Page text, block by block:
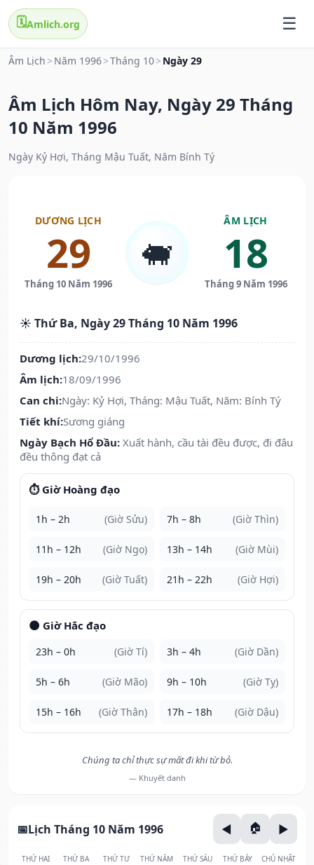
🗓️Amlich.org
Âm Lịch > Năm 1996>Tháng 10> Ngày 29
Âm Lịch Hôm Nay, Ngày 29 Tháng
10 Năm 1996
Ngày Kỷ Hợi, Tháng Mậu Tuất, Năm Bính Tý
DƯƠNG LỊCH
29
Tháng 10 Năm 1996
🐖
ÂM LỊCH
18
Tháng 9 Năm 1996
☀️ Thứ Ba, Ngày 29 Tháng 10 Năm 1996
Dương lịch:29/10/1996
Âm lịch:18/09/1996
Can chi:Ngày: Kỷ Hợi, Tháng: Mậu Tuất, Năm: Bính Tý
Tiết khí:Sương giáng
Ngày Bạch Hổ Đầu: Xuất hành, cầu tài đều được, đi đâu
đều thông đạt cả
⏱️ Giờ Hoàng đạo
1h – 2h (Giờ Sửu) 7h – 8h (Giờ Thìn)
11h – 12h (Giờ Ngọ) 13h – 14h (Giờ Mùi)
19h – 20h (Giờ Tuất) 21h – 22h (Giờ Hợi)
🌑 Giờ Hắc đạo
23h – 0h (Giờ Tí) 3h – 4h (Giờ Dần)
5h – 6h (Giờ Mão) 9h – 10h (Giờ Tỵ)
15h – 16h (Giờ Thân) 17h – 18h (Giờ Dậu)
Chúng ta chỉ thực sự mất đi khi từ bỏ.
— Khuyết danh
Lịch Tháng 10 Năm 1996
THỨ HAI THỨ BA THỨ TƯ THỨ NĂM THỨ SÁU THỨ BẢY CHỦ NHẬT